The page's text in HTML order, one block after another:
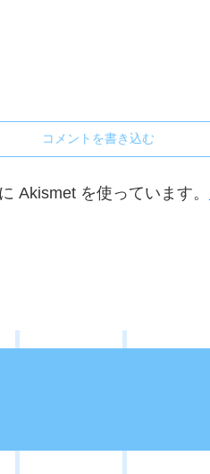
コメントを書き込む
Akismet を使っています。